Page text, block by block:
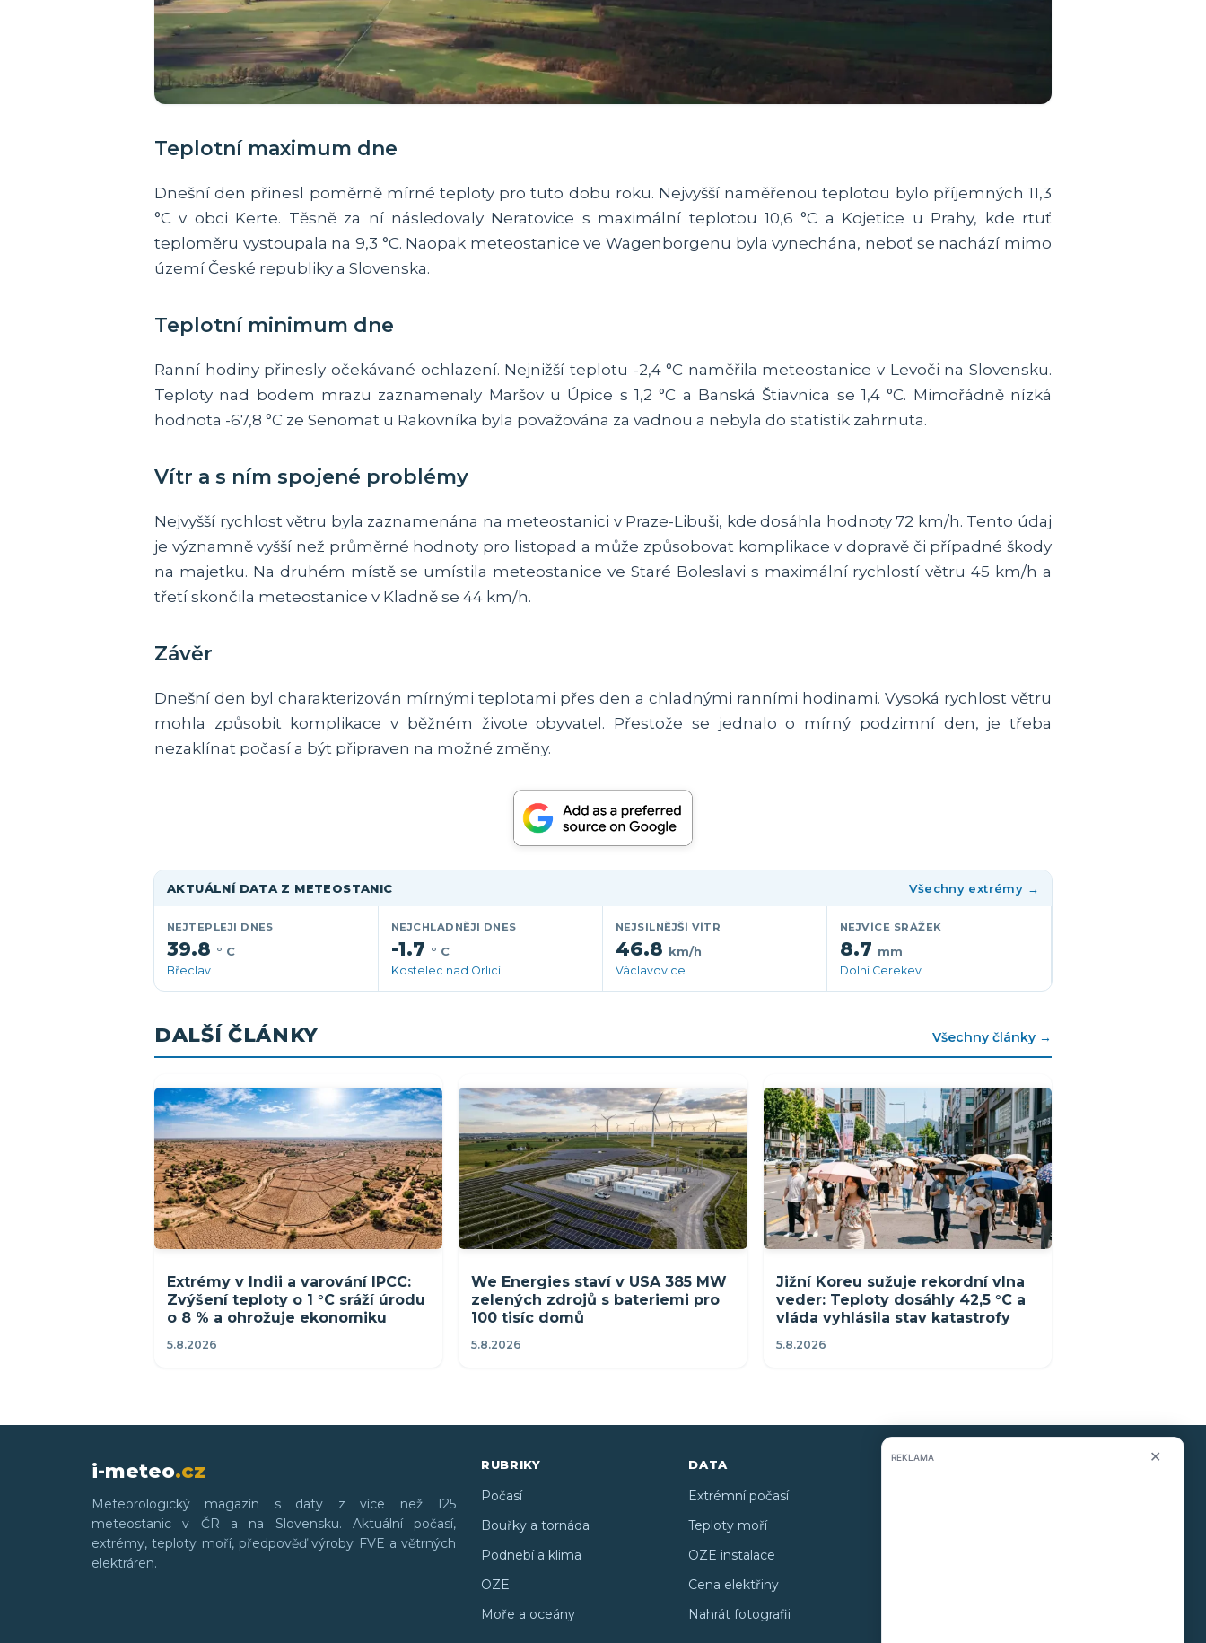
Teplotní maximum dne
Dnešní den přinesl poměrně mírné teploty pro tuto dobu roku. Nejvyšší naměřenou teplotou bylo příjemných 11,3
°C v obci Kerte. Těsně za ní následovaly Neratovice s maximální teplotou 10,6 °C a Kojetice u Prahy, kde rtuť
teploměru vystoupala na 9,3 °C. Naopak meteostanice ve Wagenborgenu byla vynechána, neboť se nachází mimo
území České republiky a Slovenska.
Teplotní minimum dne
Ranní hodiny přinesly očekávané ochlazení. Nejnižší teplotu -2,4 °C naměřila meteostanice v Levoči na Slovensku.
Teploty nad bodem mrazu zaznamenaly Maršov u Úpice s 1,2 °C a Banská Štiavnica se 1,4 °C. Mimořádně nízká
hodnota -67,8 °C ze Senomat u Rakovníka byla považována za vadnou a nebyla do statistik zahrnuta.
Vítr a s ním spojené problémy
Nejvyšší rychlost větru byla zaznamenána na meteostanici v Praze-Libuši, kde dosáhla hodnoty 72 km/h. Tento údaj
je významně vyšší než průměrné hodnoty pro listopad a může způsobovat komplikace v dopravě či případné škody
na majetku. Na druhém místě se umístila meteostanice ve Staré Boleslavi s maximální rychlostí větru 45 km/h a
třetí skončila meteostanice v Kladně se 44 km/h.
Závěr
Dnešní den byl charakterizován mírnými teplotami přes den a chladnými ranními hodinami. Vysoká rychlost větru
mohla způsobit komplikace v běžném živote obyvatel. Přestože se jednalo o mírný podzimní den, je třeba
nezaklínat počasí a být připraven na možné změny.
AKTUÁLNÍ DATA Z METEOSTANIC Všechny extrémy →
NEJTEPLEJI DNES
39.8 ° C
Břeclav
NEJCHLADNĚJI DNES
-1.7 ° C
Kostelec nad Orlicí
NEJSILNĚJŠÍ VÍTR
46.8 km/h
Václavovice
NEJVÍCE SRÁŽEK
8.7 mm
Dolní Cerekev
DALŠÍ ČLÁNKY Všechny články →
Extrémy v Indii a varování IPCC:
Zvýšení teploty o 1 °C sráží úrodu
o 8 % a ohrožuje ekonomiku
5.8.2026
We Energies staví v USA 385 MW
zelených zdrojů s bateriemi pro
100 tisíc domů
5.8.2026
Jižní Koreu sužuje rekordní vlna
veder: Teploty dosáhly 42,5 °C a
vláda vyhlásila stav katastrofy
5.8.2026
i-meteo.cz
Meteorologický magazín s daty z více než 125
meteostanic v ČR a na Slovensku. Aktuální počasí,
extrémy, teploty moří, předpověď výroby FVE a větrných
elektráren.
RUBRIKY
Počasí
Bouřky a tornáda
Podnebí a klima
OZE
Moře a oceány
DATA
Extrémní počasí
Teploty moří
OZE instalace
Cena elektřiny
Nahrát fotografii
KONTAKT
REKLAMA ✕